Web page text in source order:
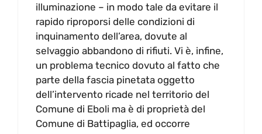
illuminazione – in modo tale da evitare il
rapido riproporsi delle condizioni di
inquinamento dell’area, dovute al
selvaggio abbandono di rifiuti. Vi è, infine,
un problema tecnico dovuto al fatto che
parte della fascia pinetata oggetto
dell’intervento ricade nel territorio del
Comune di Eboli ma è di proprietà del
Comune di Battipaglia, ed occorre